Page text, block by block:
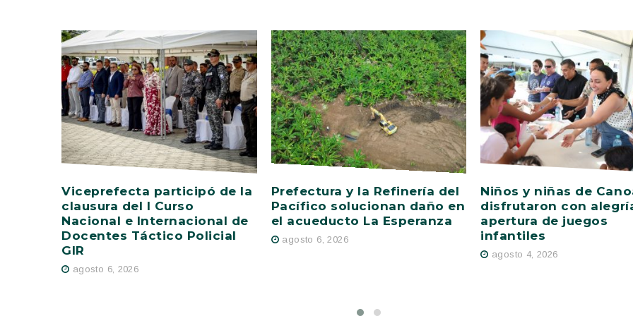
Viceprefecta participó de la
clausura del I Curso
Nacional e Internacional de
Docentes Táctico Policial
GIR
agosto 6, 2026
Prefectura y la Refinería del
Pacífico solucionan daño en
el acueducto La Esperanza
agosto 6, 2026
Niños y niñas de
disfrutaron con
apertura de juegos
infantiles
agosto 4, 2026